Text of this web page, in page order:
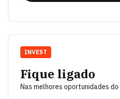
Fique ligado
Nas melhores oportunidades
INVEST